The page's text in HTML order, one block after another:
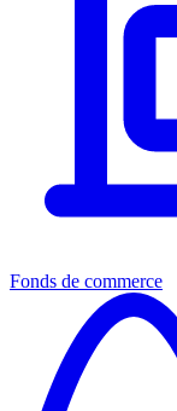
Fonds de commerce